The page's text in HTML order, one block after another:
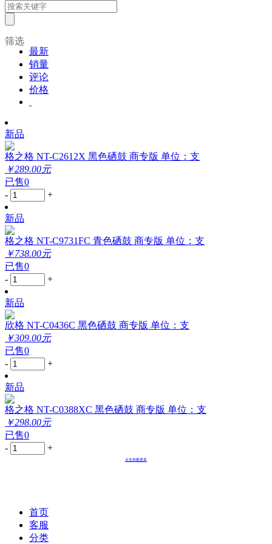
筛选
最新
销量
评论
价格
新品
格之格 NT-C2612X 黑色硒鼓 商专版 单位：支
￥289.00元
已售0
-
+
新品
格之格 NT-C9731FC 青色硒鼓 商专版 单位：支
￥738.00元
已售0
-
+
新品
欣格 NT-C0436C 黑色硒鼓 商专版 单位：支
￥309.00元
已售0
-
+
新品
格之格 NT-C0388XC 黑色硒鼓 商专版 单位：支
￥298.00元
已售0
-
+
点击加载更多
首页
客服
分类